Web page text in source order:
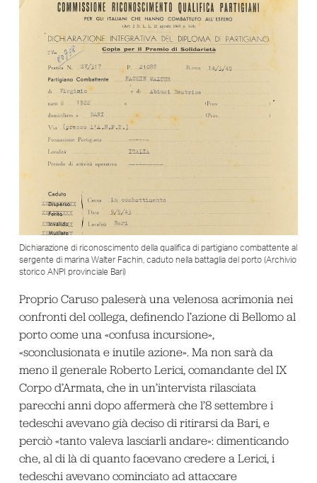
Dichiarazione di riconoscimento della qualifica di partigiano combattente al
sergente di marina Walter Fachin, caduto nella battaglia del porto (Archivio
storico ANPI provinciale Bari)
Proprio Caruso paleserà una velenosa acrimonia nei
confronti del collega, definendo l’azione di Bellomo al
porto come una «confusa incursione»,
«sconclusionata e inutile azione». Ma non sarà da
meno il generale Roberto Lerici, comandante del IX
Corpo d’Armata, che in un’intervista rilasciata
parecchi anni dopo affermerà che l’8 settembre i
tedeschi avevano già deciso di ritirarsi da Bari, e
perciò «tanto valeva lasciarli andare»: dimenticando
che, al di là di quanto facevano credere a Lerici, i
tedeschi avevano cominciato ad attaccare